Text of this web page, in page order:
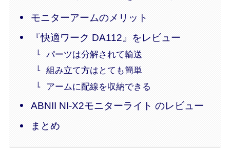
モニターアームのメリット
『快適ワーク DA112』をレビュー
パーツは分解されて輸送
組み立て方はとても簡単
アームに配線を収納できる
ABNII NI-X2モニターライト のレビュー
まとめ